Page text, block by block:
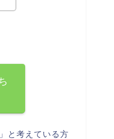
と考えている方